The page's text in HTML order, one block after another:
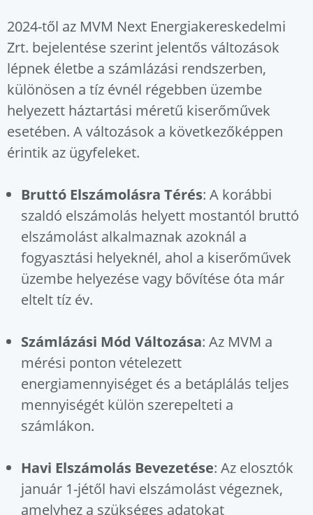
2024-től az MVM Next Energiakereskedelmi
Zrt. bejelentése szerint jelentős változások
lépnek életbe a számlázási rendszerben,
különösen a tíz évnél régebben üzembe
helyezett háztartási méretű kiserőművek
esetében. A változások a következőképpen
érintik az ügyfeleket.
Bruttó Elszámolásra Térés: A korábbi
szaldó elszámolás helyett mostantól bruttó
elszámolást alkalmaznak azoknál a
fogyasztási helyeknél, ahol a kiserőművek
üzembe helyezése vagy bővítése óta már
eltelt tíz év.
Számlázási Mód Változása: Az MVM a
mérési ponton vételezett
energiamennyiséget és a betáplálás teljes
mennyiségét külön szerepelteti a
számlákon.
Havi Elszámolás Bevezetése: Az elosztók
január 1-jétől havi elszámolást végeznek,
amelyhez a szükséges adatokat